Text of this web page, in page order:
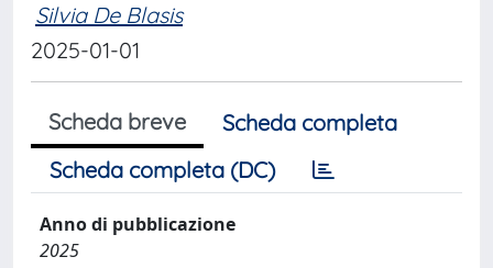
Silvia De Blasis
2025-01-01
Scheda breve
Scheda completa
Scheda completa (DC)
Anno di pubblicazione
2025